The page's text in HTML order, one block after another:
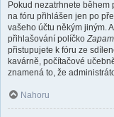
Pokud nezatrhnete během
na fóru přihlášen jen po
vašeho účtu někým jiným.
přihlašování políčko
přistupujete k fóru ze
kavárně, počítačové
znamená to, že
Nahoru